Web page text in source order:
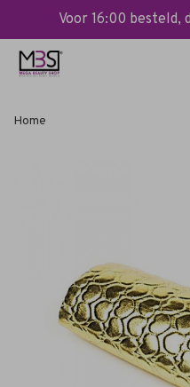
Voor 16:00 besteld,
Home